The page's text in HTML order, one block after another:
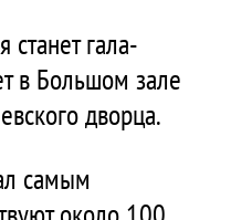
гала-
в Большом зале
дворца.
самым